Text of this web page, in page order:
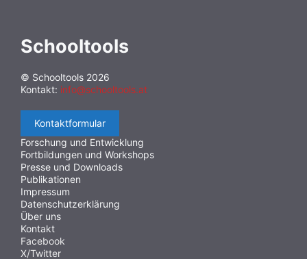
Schooltools
© Schooltools 2026
Kontakt: info@schooltools.at
Kontaktformular
Forschung und Entwicklung
Fortbildungen und Workshops
Presse und Downloads
Publikationen
Impressum
Datenschutzerklärung
Über uns
Kontakt
Facebook
X/Twitter